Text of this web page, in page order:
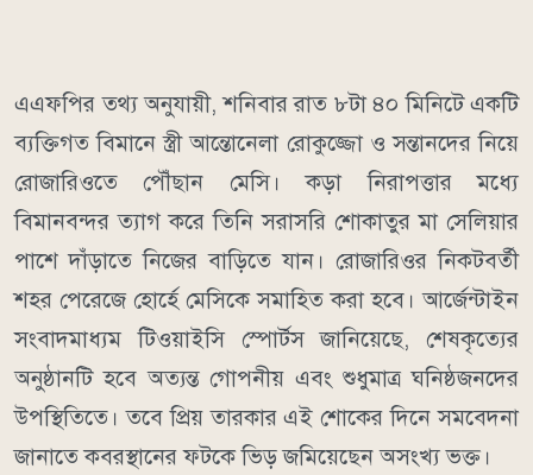
এএফপির তথ্য অনুযায়ী, শনিবার রাত ৮টা ৪০ মিনিটে একটি
ব্যক্তিগত বিমানে স্ত্রী আন্তোনেলা রোকুজ্জো ও সন্তানদের নিয়ে
রোজারিওতে পৌঁছান মেসি। কড়া নিরাপত্তার মধ্যে
বিমানবন্দর ত্যাগ করে তিনি সরাসরি শোকাতুর মা সেলিয়ার
পাশে দাঁড়াতে নিজের বাড়িতে যান। রোজারিওর নিকটবর্তী
শহর পেরেজে হোর্হে মেসিকে সমাহিত করা হবে। আর্জেন্টাইন
সংবাদমাধ্যম টিওয়াইসি স্পোর্টস জানিয়েছে, শেষকৃত্যের
অনুষ্ঠানটি হবে অত্যন্ত গোপনীয় এবং শুধুমাত্র ঘনিষ্ঠজনদের
উপস্থিতিতে। তবে প্রিয় তারকার এই শোকের দিনে সমবেদনা
জানাতে কবরস্থানের ফটকে ভিড় জমিয়েছেন অসংখ্য ভক্ত।